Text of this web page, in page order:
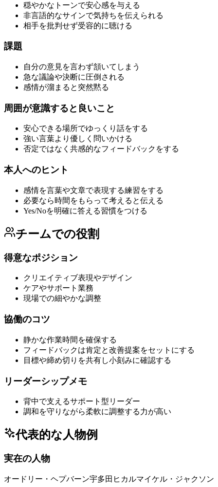
穏やかなトーンで安心感を与える
非言語的なサインで気持ちを伝えられる
相手を批判せず受容的に聴ける
課題
自分の意見を言わず頷いてしまう
急な議論や決断に圧倒される
感情が溜まると突然黙る
周囲が意識すると良いこと
安心できる場所でゆっくり話をする
強い言葉より優しく問いかける
否定ではなく共感的なフィードバックをする
本人へのヒント
感情を言葉や文章で表現する練習をする
必要なら時間をもらって考えると伝える
Yes/Noを明確に答える習慣をつける
チームでの役割
得意なポジション
クリエイティブ表現やデザイン
ケアやサポート業務
現場での細やかな調整
協働のコツ
静かな作業時間を確保する
フィードバックは肯定と改善提案をセットにする
目標や締め切りを共有し小刻みに確認する
リーダーシップメモ
背中で支えるサポート型リーダー
調和を守りながら柔軟に調整する力が高い
代表的な人物例
実在の人物
オードリー・ヘプバーン宇多田ヒカルマイケル・ジャクソン